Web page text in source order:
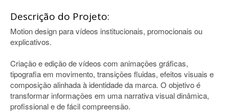
Descrição do Projeto:
Motion design para vídeos institucionais, promocionais ou
explicativos.
Criação e edição de vídeos com animações gráficas,
tipografia em movimento, transições fluidas, efeitos visuais e
composição alinhada à identidade da marca. O objetivo é
transformar informações em uma narrativa visual dinâmica,
profissional e de fácil compreensão.